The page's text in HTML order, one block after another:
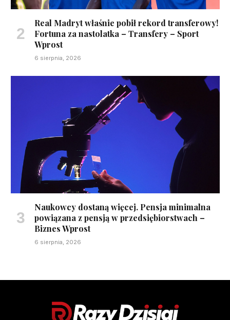
Real Madryt właśnie pobił rekord transferowy!
Fortuna za nastolatka – Transfery – Sport
Wprost
6 sierpnia, 2026
Naukowcy dostaną więcej. Pensja minimalna
powiązana z pensją w przedsiębiorstwach –
Biznes Wprost
6 sierpnia, 2026